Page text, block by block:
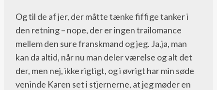
Og til de af jer, der måtte tænke fiffige tanker i
den retning – nope, der er ingen trailomance
mellem den sure franskmand og jeg. Ja,ja, man
kan da altid, når nu man deler værelse og alt det
der, men nej, ikke rigtigt, og i øvrigt har min søde
veninde Karen set i stjernerne, at jeg møder en